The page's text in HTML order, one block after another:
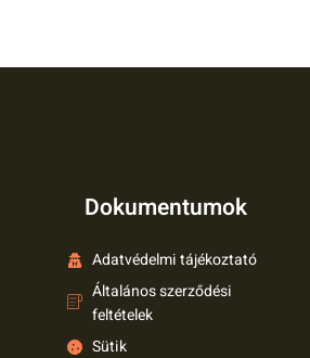
Dokumentumok
Adatvédelmi tájékoztató
Általános szerződési
feltételek
Sütik